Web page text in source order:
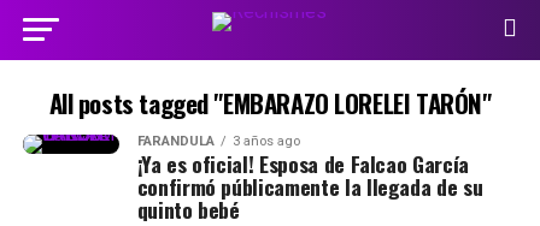
All posts tagged "EMBARAZO LORELEI TARÓN"
FARÁNDULA 3 años ago
¡Ya es oficial! Esposa de Falcao García
confirmó públicamente la llegada de su
quinto bebé